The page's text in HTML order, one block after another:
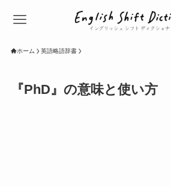
ホーム 英語略語辞書
『PhD』の意味と使い方